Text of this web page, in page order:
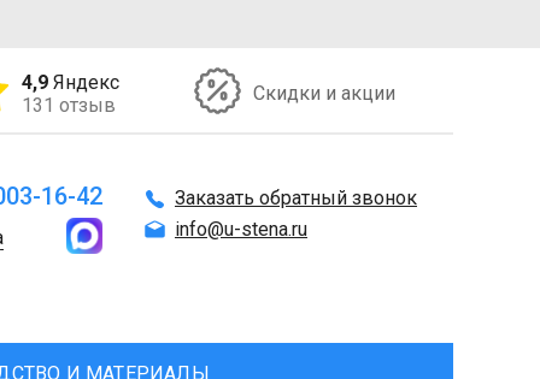
4,9 Яндекс
131 отзыв
Скидки и акции
16-42
Заказать обратный звонок
info@u-stena.ru
И МАТЕРИАЛЫ